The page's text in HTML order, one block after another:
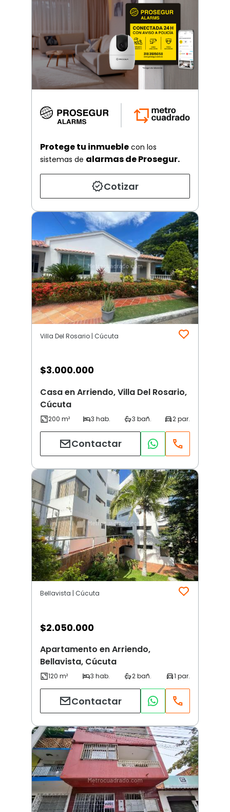
Protege tu inmueble con los
sistemas de alarmas de Prosegur.
Cotizar
Villa Del Rosario | Cúcuta
$3.000.000
Casa en Arriendo, Villa Del Rosario,
Cúcuta
Contactar
Bellavista | Cúcuta
$2.050.000
Apartamento en Arriendo,
Bellavista, Cúcuta
Contactar